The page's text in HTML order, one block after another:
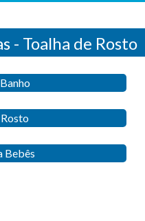
- Toalha de Rosto
Bebês